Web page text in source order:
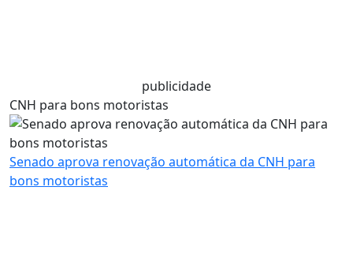
publicidade
CNH para bons motoristas
Senado aprova renovação automática da CNH para
bons motoristas